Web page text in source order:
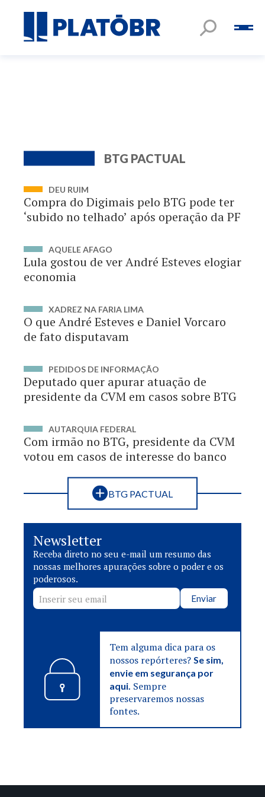
BTG PACTUAL
DEU RUIM
Compra do Digimais pelo BTG pode ter
‘subido no telhado’ após operação da PF
AQUELE AFAGO
Lula gostou de ver André Esteves elogiar
economia
XADREZ NA FARIA LIMA
O que André Esteves e Daniel Vorcaro
de fato disputavam
PEDIDOS DE INFORMAÇÃO
Deputado quer apurar atuação de
presidente da CVM em casos sobre BTG
AUTARQUIA FEDERAL
Com irmão no BTG, presidente da CVM
votou em casos de interesse do banco
BTG PACTUAL
Newsletter
Receba direto no seu e-mail um resumo das
nossas melhores apurações sobre o poder e os
poderosos.
Enviar
Tem alguma dica para os
nossos repórteres?Se sim,
envie em segurança por
aqui. Sempre
preservaremos nossas
fontes.